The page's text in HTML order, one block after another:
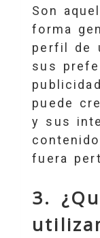
Son
forma
perfil de
sus
puede
y sus
fuera
3.